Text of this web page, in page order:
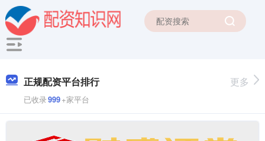
正规配资平台排行
已收录999+家平台
更多